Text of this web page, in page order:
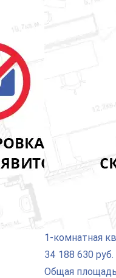
1-комнатная
34 188 630 руб.
Общая